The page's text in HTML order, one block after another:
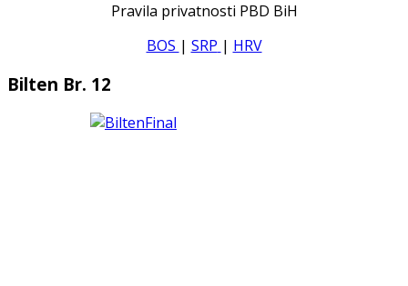
Pravila privatnosti PBD BiH
BOS | SRP | HRV
Bilten Br. 12